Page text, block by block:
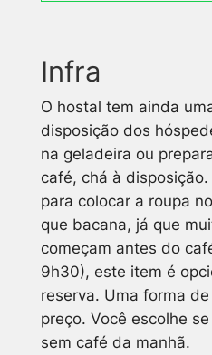
Infra
O hostal tem ainda
disposição dos
na geladeira ou
café, chá à
para colocar a roupa
que bacana, já que
começam antes do
9h30), este item é
reserva. Uma forma
preço. Você escolhe
sem café da manhã.